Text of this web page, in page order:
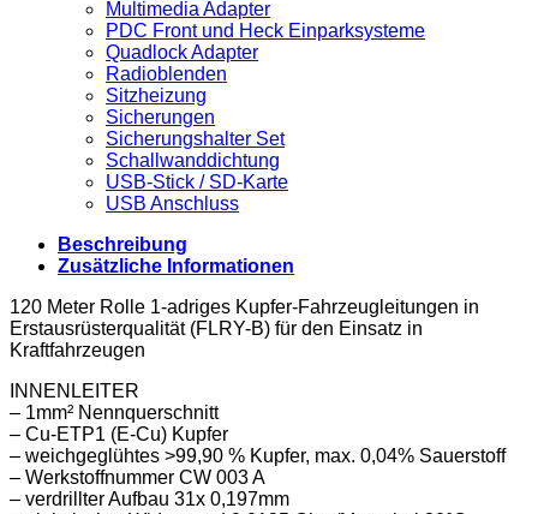
Multimedia Adapter
PDC Front und Heck Einparksysteme
Quadlock Adapter
Radioblenden
Sitzheizung
Sicherungen
Sicherungshalter Set
Schallwanddichtung
USB-Stick / SD-Karte
USB Anschluss
Beschreibung
Zusätzliche Informationen
120 Meter Rolle 1-adriges Kupfer-Fahrzeugleitungen in
Erstausrüsterqualität (FLRY-B) für den Einsatz in
Kraftfahrzeugen
INNENLEITER
– 1mm² Nennquerschnitt
– Cu-ETP1 (E-Cu) Kupfer
– weichgeglühtes >99,90 % Kupfer, max. 0,04% Sauerstoff
– Werkstoffnummer CW 003 A
– verdrillter Aufbau 31x 0,197mm